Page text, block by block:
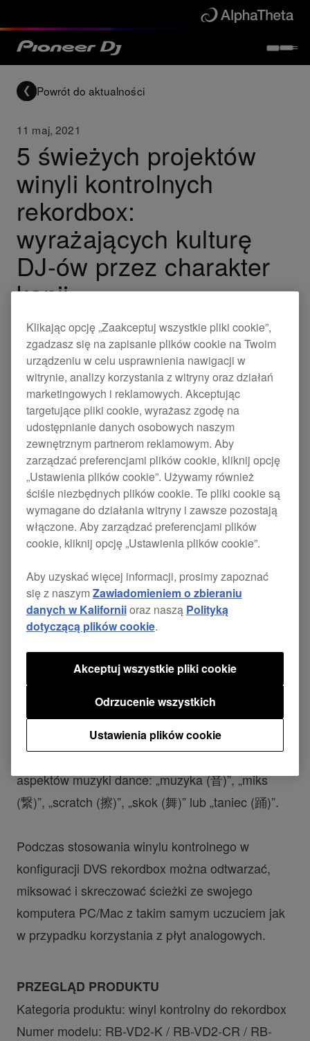
Powrót do aktualności
11 maj, 2021
5 świeżych projektów
winyli kontrolnych
rekordbox:
wyrażających kulturę
DJ-ów przez charakter
kanji
Products rekordbox
Wydaliśmy kolekcję winyli kontrolnych do kontroli
rekordbox z 5 nowymi projektami. Każdy
zestaw zawiera dwa winyle kontrolne, których
Specjalne projekty nawiązują do kanji – chińskich
znaków stosowanych w piśmie japońskim – na
obwolucie każdego zestawu i etykiecie każdej
płyty, jako wyrażenie jednego z 5 kluczowych
aspektów muzyki dance: „muzyka (音)”, „miks
(繋)”, „scratch (擦)”, „skok (舞)” lub „taniec (踊)”.
Podczas stosowania winylu kontrolnego w
konfiguracji DVS rekordbox można odtwarzać,
miksować i skreczować ścieżki ze swojego
komputera PC/Mac z takim samym uczuciem jak
w przypadku korzystania z płyt analogowych.
PRZEGLĄD PRODUKTU
Kategoria produktu: winyl kontrolny do rekordbox
Numer modelu: RB-VD2-K / RB-VD2-CR / RB-
Klikając opcję „Zaakceptuj wszystkie pliki cookie”,
zgadzasz się na zapisanie plików cookie na Twoim
urządzeniu w celu usprawnienia nawigacji w
witrynie, analizy korzystania z witryny oraz działań
marketingowych i reklamowych. Akceptując
targetujące pliki cookie, wyrażasz zgodę na
udostępnianie danych osobowych naszym
zewnętrznym partnerom reklamowym. Aby
zarządzać preferencjami plików cookie, kliknij opcję
„Ustawienia plików cookie”. Używamy również
ściśle niezbędnych plików cookie. Te pliki cookie są
wymagane do działania witryny i zawsze pozostają
włączone. Aby zarządzać preferencjami plików
cookie, kliknij opcję „Ustawienia plików cookie”.
Aby uzyskać więcej informacji, prosimy zapoznać
się z naszym Zawiadomieniem o zbieraniu
danych w Kaliforniioraz naszą Polityką
dotyczącą plików cookie.
Ustawienia plików cookie
Odrzucenie wszystkich
Akceptuj wszystkie pliki cookie